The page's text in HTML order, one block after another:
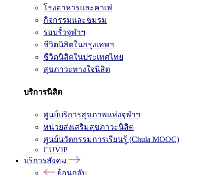
โรงอาหารและคาเฟ่
กิจกรรมและชมรม
รอบรั้วจุฬาฯ
ชีวิตนิสิตในกรุงเทพฯ
ชีวิตนิสิตในประเทศไทย
สุขภาวะทางใจนิสิต
บริการนิสิต
ศูนย์บริการสุขภาพแห่งจุฬาฯ
หน่วยส่งเสริมสุขภาวะนิสิต
ศูนย์นวัตกรรมการเรียนรู้ (Chula MOOC)
CUVIP
บริการสังคม
ย้อนกลับ